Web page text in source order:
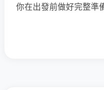
你在出發前做好完整準